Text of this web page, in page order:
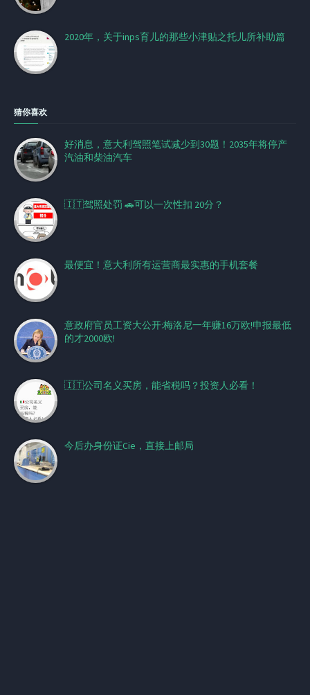
2020年，关于inps育儿的那些小津贴之托儿所补助篇
猜你喜欢
好消息，意大利驾照笔试减少到30题！2035年将停产
汽油和柴油汽车
🇮🇹驾照处罚 🚗可以一次性扣 20分？
最便宜！意大利所有运营商最实惠的手机套餐
意政府官员工资大公开:梅洛尼一年赚16万欧!申报最低
的才2000欧!
🇮🇹公司名义买房，能省税吗？投资人必看！
今后办身份证Cie，直接上邮局